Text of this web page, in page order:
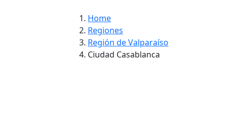
Home
Regiones
Región de Valparaíso
Ciudad Casablanca